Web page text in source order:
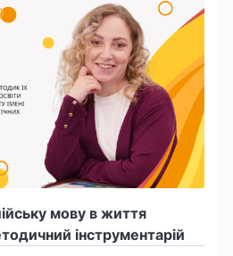
мову в життя
інструментарій